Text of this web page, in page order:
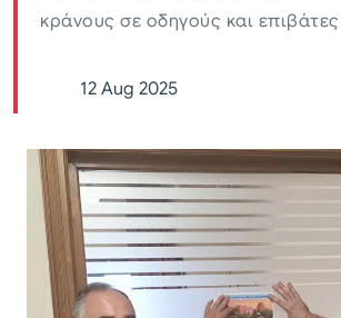
κράνους σε οδηγούς και επιβάτες
12 Aug 2025